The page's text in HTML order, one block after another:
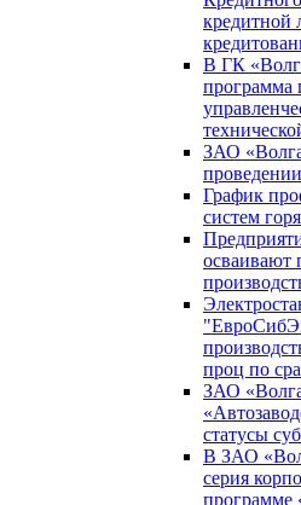
кредитной
В ГК
программа
ЗАО
График
систем
осваивают
проц по
ЗАО
статусы
В ЗАО
серия
программе